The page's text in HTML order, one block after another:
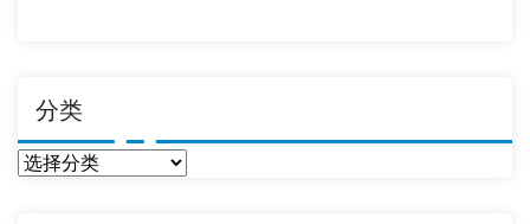
分类
分